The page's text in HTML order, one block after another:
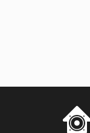
светового,
От Вертхайма к
соответствии с
металлические и